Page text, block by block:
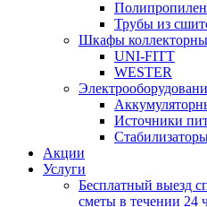
Трубы из
Шкафы
UNI-FITT
WESTER
Источники
Акции
Услуги
Бесплатный выезд
сметы в течении 24